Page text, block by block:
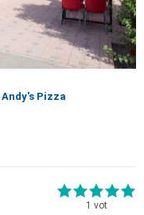
Andy's Pizza
1 vot